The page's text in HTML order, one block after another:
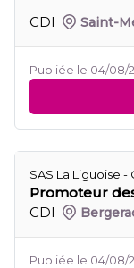
CDI
Saint-
Publiée le 04/08/
SAS La Liguoise
Promoteur
CDI
Publiée le 04/08/